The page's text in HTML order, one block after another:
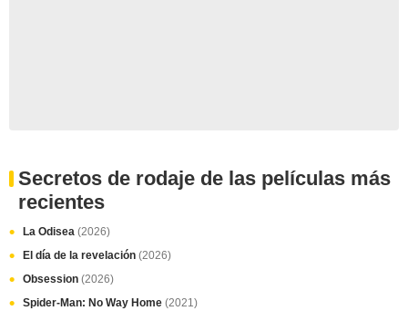
Secretos de rodaje de las películas más
recientes
La Odisea (2026)
El día de la revelación (2026)
Obsession (2026)
Spider-Man: No Way Home (2021)